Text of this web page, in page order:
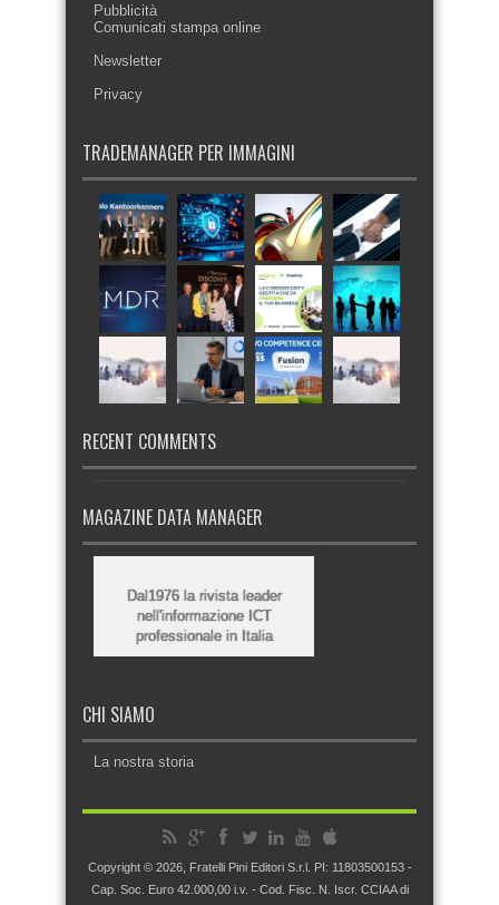
Pubblicità
Comunicati stampa online
Newsletter
Privacy
TRADEMANAGER PER IMMAGINI
RECENT COMMENTS
MAGAZINE DATA MANAGER
Dal1976 la rivista leader
nell'informazione ICT
professionale in Italia
CHI SIAMO
La nostra storia
Copyright © 2026, Fratelli Pini Editori S.r.l. PI: 11803500153 -
Cap. Soc. Euro 42.000,00 i.v. - Cod. Fisc. N. Iscr. CCIAA di